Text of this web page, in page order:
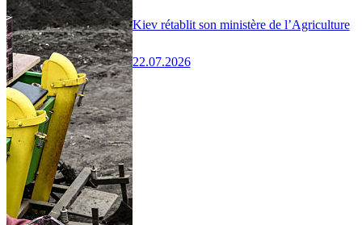
Kiev rétablit son ministère de l’Agriculture
22.07.2026